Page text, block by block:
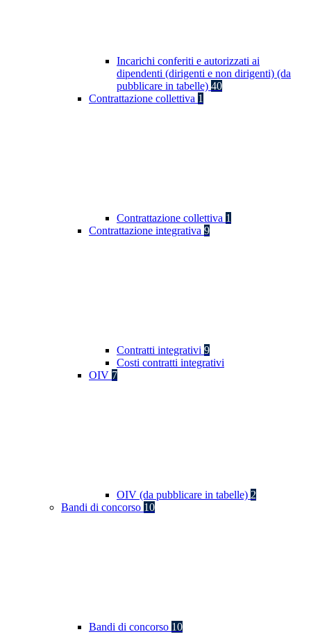
Incarichi conferiti e autorizzati ai
dipendenti (dirigenti e non dirigenti) (da
pubblicare in tabelle) 40
Contrattazione collettiva 1
Contrattazione collettiva 1
Contrattazione integrativa 9
Contratti integrativi 9
Costi contratti integrativi
OIV 7
OIV (da pubblicare in tabelle) 2
Bandi di concorso 10
Bandi di concorso 10